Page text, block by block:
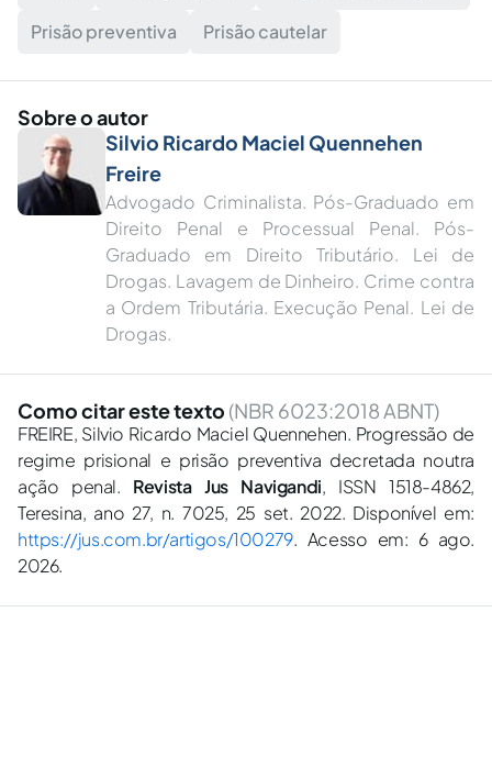
Prisão preventiva
Prisão cautelar
Sobre o autor
Silvio Ricardo Maciel Quennehen
Freire
Advogado Criminalista. Pós-Graduado em
Direito Penal e Processual Penal. Pós-
Graduado em Direito Tributário. Lei de
Drogas. Lavagem de Dinheiro. Crime contra
a Ordem Tributária. Execução Penal. Lei de
Drogas.
Como citar este texto (NBR 6023:2018 ABNT)
FREIRE, Silvio Ricardo Maciel Quennehen. Progressão de
regime prisional e prisão preventiva decretada noutra
ação penal. Revista Jus Navigandi, ISSN 1518-4862,
Teresina, ano 27, n. 7025, 25 set. 2022. Disponível em:
https://jus.com.br/artigos/100279. Acesso em: 6 ago.
2026.